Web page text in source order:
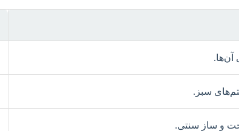
آن‌ها.
سبز.
و ساز سنتی.